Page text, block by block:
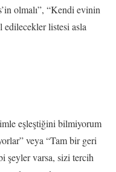
olmalı”, “Kendi evinin
edilecekler listesi asla
eşleştiğini bilmiyorum
veya “Tam bir geri
şeyler varsa, sizi tercih